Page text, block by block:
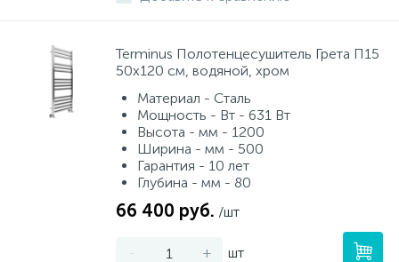
Terminus Полотенцесушитель Грета П15
50х120 см, водяной, хром
Материал - Сталь
Мощность - Вт - 631 Вт
Высота - мм - 1200
Ширина - мм - 500
Гарантия - 10 лет
Глубина - мм - 80
66 400 руб. /шт
- + шт